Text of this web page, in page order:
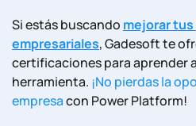
Si estás buscando mejorar
empresariales, Gadesoft te
certificaciones para aprender
herramienta. ¡No pierdas la
empresacon Power Platform!